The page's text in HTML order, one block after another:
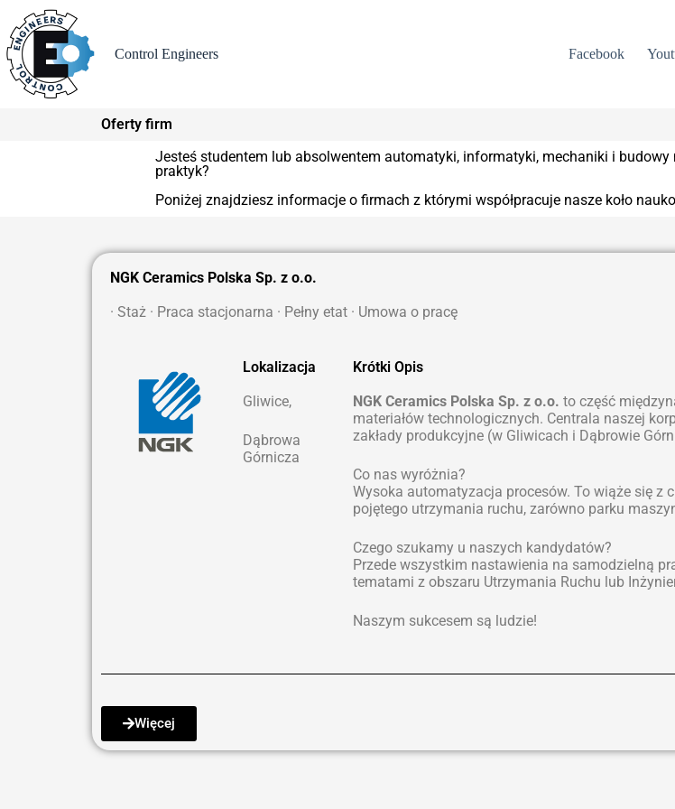
Control Engineers Facebook
Oferty firm
Jesteś studentem lub absolwentem automatyki, informatyki, mechaniki i
praktyk?
Poniżej znajdziesz informacje o firmach z którymi współpracuje nasze koło
NGK Ceramics Polska Sp. z o.o.
· Staż · Praca stacjonarna · Pełny etat · Umowa o pracę
Lokalizacja
Gliwice,
Dąbrowa
Górnicza
Krótki Opis
NGK Ceramics Polska Sp. z o.o. to część
materiałów technologicznych. Centrala naszej
zakłady produkcyjne (w Gliwicach i Dąbrowie
Co nas wyróżnia?
Wysoka automatyzacja procesów. To wiąże się z
pojętego utrzymania ruchu, zarówno parku
Czego szukamy u naszych kandydatów?
Przede wszystkim nastawienia na samodzielną
tematami z obszaru Utrzymania Ruchu lub
Naszym sukcesem są ludzie!
Więcej